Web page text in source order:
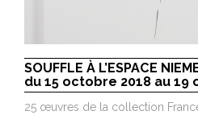
SOUFFLE À L’ESPACE
du 15 octobre 2018 au 19
25 œuvres de la collection